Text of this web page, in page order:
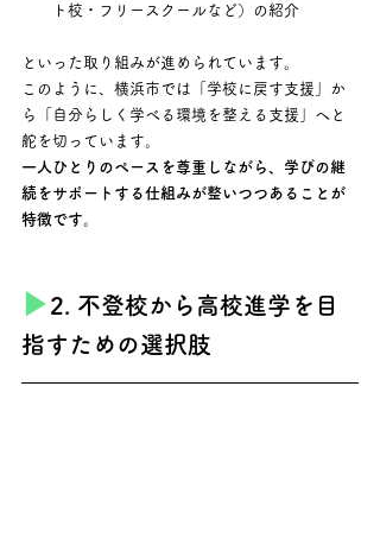
ト校・フリースクールなど）の紹介
といった取り組みが進められています。
このように、横浜市では「学校に戻す支援」か
ら「自分らしく学べる環境を整える支援」へと
舵を切っています。
一人ひとりのペースを尊重しながら、学びの継
続をサポートする仕組みが整いつつあることが
特徴です。
▶︎ 2. 不登校から高校進学を目
指すための選択肢